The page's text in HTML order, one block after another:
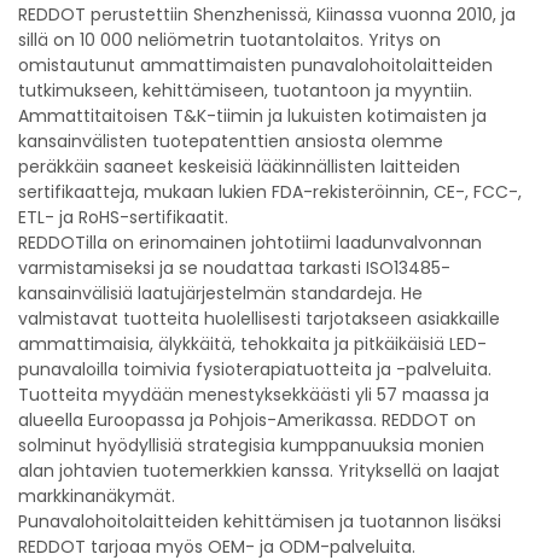
REDDOT perustettiin Shenzhenissä, Kiinassa vuonna 2010, ja
sillä on 10 000 neliömetrin tuotantolaitos. Yritys on
omistautunut ammattimaisten punavalohoitolaitteiden
tutkimukseen, kehittämiseen, tuotantoon ja myyntiin.
Ammattitaitoisen T&K-tiimin ja lukuisten kotimaisten ja
kansainvälisten tuotepatenttien ansiosta olemme
peräkkäin saaneet keskeisiä lääkinnällisten laitteiden
sertifikaatteja, mukaan lukien FDA-rekisteröinnin, CE-, FCC-,
ETL- ja RoHS-sertifikaatit.
REDDOTilla on erinomainen johtotiimi laadunvalvonnan
varmistamiseksi ja se noudattaa tarkasti ISO13485-
kansainvälisiä laatujärjestelmän standardeja. He
valmistavat tuotteita huolellisesti tarjotakseen asiakkaille
ammattimaisia, älykkäitä, tehokkaita ja pitkäikäisiä LED-
punavaloilla toimivia fysioterapiatuotteita ja -palveluita.
Tuotteita myydään menestyksekkäästi yli 57 maassa ja
alueella Euroopassa ja Pohjois-Amerikassa. REDDOT on
solminut hyödyllisiä strategisia kumppanuuksia monien
alan johtavien tuotemerkkien kanssa. Yrityksellä on laajat
markkinanäkymät.
Punavalohoitolaitteiden kehittämisen ja tuotannon lisäksi
REDDOT tarjoaa myös OEM- ja ODM-palveluita.